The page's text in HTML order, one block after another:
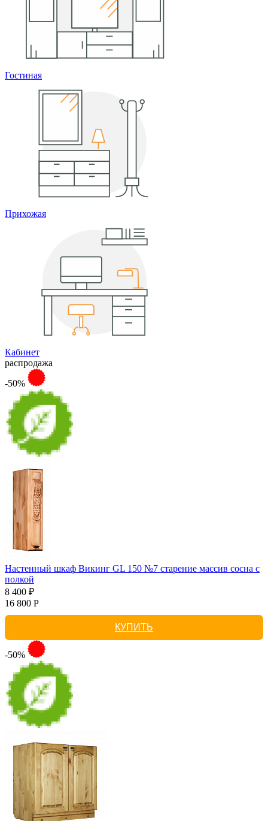
Гостиная
Прихожая
Кабинет
распродажа
-50%
Настенный шкаф Викинг GL 150 №7 старение массив сосна с
полкой
8 400 ₽
16 800 Р
КУПИТЬ
-50%